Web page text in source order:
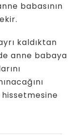
babasının
kaldıktan
anne babaya